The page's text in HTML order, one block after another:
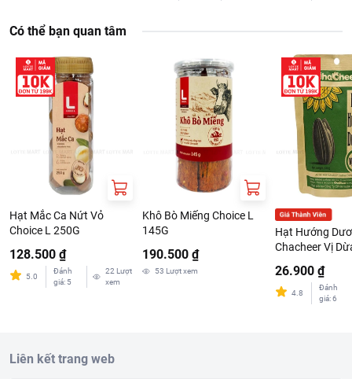
Có thể bạn quan tâm
Hạt Mắc Ca Nứt Vỏ
Choice L 250G
128.500 ₫
5.0
Đánh
giá: 5
22 Lượt
xem
Khô Bò Miếng Choice L
145G
190.500 ₫
53 Lượt xem
Hạt Hướng
Chacheer Vị
26.900 ₫
4.8
Đánh
giá:6
Liên kết trang web